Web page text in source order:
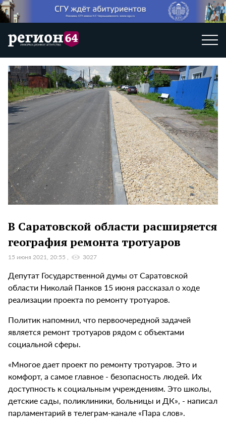
В Саратовской области расширяется
география ремонта тротуаров
15 июня 2021, 20:55 3027
Депутат Государственной думы от Саратовской
области Николай Панков 15 июня рассказал о ходе
реализации проекта по ремонту тротуаров.
Политик напомнил, что первоочередной задачей
является ремонт тротуаров рядом с объектами
социальной сферы.
«Многое дает проект по ремонту тротуаров. Это и
комфорт, а самое главное - безопасность людей. Их
доступность к социальным учреждениям. Это школы,
детские сады, поликлиники, больницы и ДК», - написал
парламентарий в телеграм-канале «Пара слов».